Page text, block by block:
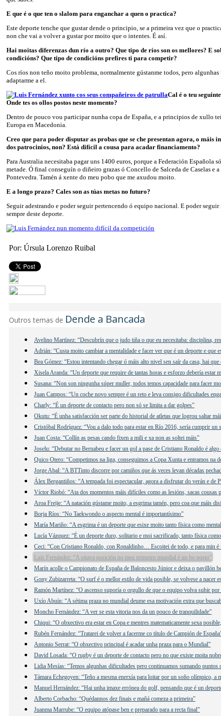
E que é o que ten o slalom para enganchar a quen o practica?
Este deporte tenche que gustar dende o principio, se a primeira vez que o
non che vai a volver a gustar por moito que o intentes. É así.
Hai moitas diferenzas dun río a outro? Que tipo de ríos son os mellores? E
condicións? Que tipo de condicións prefires ti para competir?
Cos ríos non teño moito problema, normalmente gústanme todos, pero algunhas
adaptarme a el.
Cal é o teu
Onde tes os ollos postos neste momento?
Dentro de pouco vou participar nunha copa de España, e a principios de xullo
Europa en Macedonia.
Creo que para poder disputar as probas que se che presentan agora, o máis
dos patrocinios, non? Está difícil a cousa para acadar financiamento?
Para Australia necesitaba pagar uns 1400 euros, porque a Federación Española
metade. Ó final conseguín o diñeiro grazas ó Concello de Salceda de Caselas e
Pontevedra. Tamén á xente do meu pobo que me axudou moito.
E a longo prazo? Cales son as túas metas no futuro?
Seguir adestrando e poder seguir pertencendo ó equipo nacional. E poder
sempre deste deporte.
Por: Úrsula Lorenzo Ruibal
Outros temas de Dende a Bancada
Avelino Martínez: “Descubrín que o judo tiña o que eu necesitaba: disciplina,
Adrián: “Custa moito cambiar a mentalidade e facer ver que é un deporte e que
Bea Gómez: “Estou intentando chegar ó máis alto nivel sen saír da casa, hai
Xisela Aranda: “Un deporte que require de tantas horas e esforzo debería estar
Susana: “Non son ningunha súper muller, todos temos capacidade para facer
Juan Campos: “Un coche novo sempre é un reto e leva consigo dificultades
Charly: “É un deporte de contacto pero non só se limita a dar golpes”
Okutu: “É unha satisfacción ser parte do historial de atletas que logrou saltar
Cristóbal Rodríguez: “Vou a dalo todo para estar en Río 2016, sería cumprir un
Juan Costa: “Collín as pesas cando fixen a mili e xa non as soltei máis”
Joselu: “Debutar no Bernabeu e facer un gol a pase de Cristiano Ronaldo é algo
Quico Otero: “Competimos na liga, conseguimos a Copa Xunta e entramos na
Jorge Abal: “A BTTinto discorre por camiños que ás veces levan décadas
Álex Bergantiños: “A tempada foi espectacular, agora a disfrutar do verán e de
Víctor Riobó: “Ata dos momentos máis difíciles como as lesións, sacas cousas
Aroa Freije: “A natación gústame moito, a esgrima tamén, pero coa que máis
Borja Ríos: “No Taekwondo o aspecto mental é importantísimo”
María Mariño: “A esgrima é un deporte que esixe moito tanto física como
Lucía Vázquez: “É un deporte duro, solitario e moi sacrificado, tanto física
Ceci: “Con Cristiano Ronaldo, con Ronaldinho… Escoitei de todo, e para min é
Luis Fernández: “A oitava posición no meu primeiro mundial é un bo posto”
Marín acolle o Campionato de España de Baloncesto Júnior e deixa o pavillón
Gony Zubizarreta: “O surf é o mellor estilo de vida posible, se volvese a nacer
Ramón Martínez: “O ascenso suporía o orgullo de que o equipo volva subir
Uxío Abuín: “A sétima praza no mundial deume esa motivación extra que
Moncho Fernández: “A ver se esta vitoria nos da un pouco de tranquilidade”
Chiqui: “O obxectivo era estar en Copa e mentres matematicamente sexa
Rubén Fernández: “Tratarei de volver a facerme co título de Campión de
Antonio Serrat: “O obxectivo principal é acadar unha praza para o Mundial”
David Losada: “O rugby é un deporte de contacto pero no que existe moita
Lidia Mesías: “Temos algunhas dificultades pero continuamos sumando puntos
Támara Echegoyen: “Teño a mesma enerxía para loitar por un soño olímpico, a
Manuel Hernández: “Hai unha imaxe errónea do golf, pensando que é un
Alberto Corbacho: “Quédannos dez finais e mañá comeza a primeira”
Juanma Marrube: “O equipo atópase ben e preparado para a recta final”